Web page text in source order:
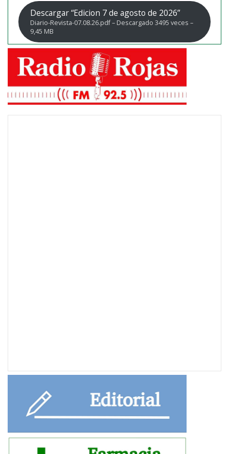
Descargar “Edicion 7 de agosto de 2026”
Diario-Revista-07.08.26.pdf – Descargado 3495 veces –
9,45 MB